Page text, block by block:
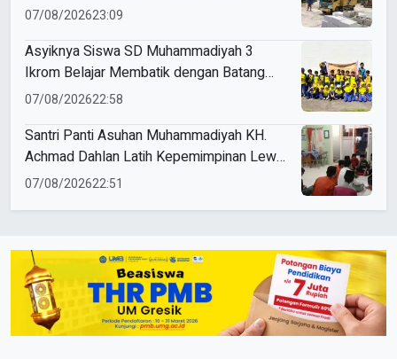
07/08/202623:09
Asyiknya Siswa SD Muhammadiyah 3
Ikrom Belajar Membatik dengan Batang
Pakcoy
07/08/202622:58
Santri Panti Asuhan Muhammadiyah KH.
Achmad Dahlan Latih Kepemimpinan Lewat
Kepanitiaan Agustusan
07/08/202622:51